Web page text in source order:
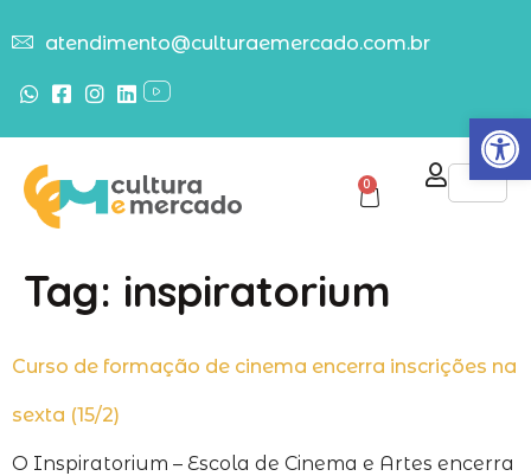
Abrir
atendimento@culturaemercado.com.br
0
Tag: inspiratorium
Curso de formação de cinema encerra inscrições na
sexta (15/2)
O Inspiratorium – Escola de Cinema e Artes encerra